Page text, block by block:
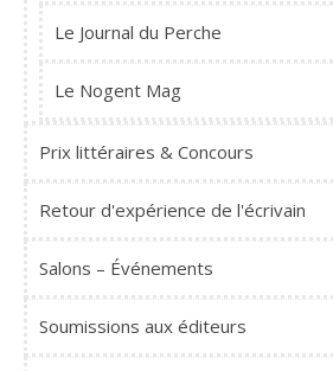
Le Journal du Perche
Le Nogent Mag
Prix littéraires & Concours
Retour d'expérience de l'écrivain
Salons – Événements
Soumissions aux éditeurs